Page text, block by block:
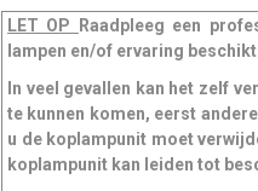
LET OP
Raadpleeg een
lampen en/of ervaring
In veel gevallen kan het zelf
te kunnen komen, eerst
u de koplampunit moet
koplampunit kan leiden tot